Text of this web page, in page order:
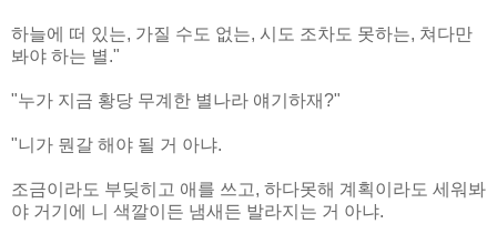
하늘에 떠 있는, 가질 수도 없는, 시도 조차도 못하는, 쳐다만
봐야 하는 별."
"누가 지금 황당 무계한 별나라 얘기하재?"
"니가 뭔갈 해야 될 거 아냐.
조금이라도 부딪히고 애를 쓰고, 하다못해 계획이라도 세워봐
야 거기에 니 색깔이든 냄새든 발라지는 거 아냐.